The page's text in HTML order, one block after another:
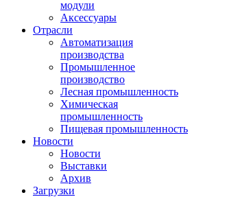
модули
Аксессуары
Отрасли
Автоматизация
производства
Промышленное
производство
Лесная промышленность
Химическая
промышленность
Пищевая промышленность
Новости
Новости
Выставки
Архив
Загрузки